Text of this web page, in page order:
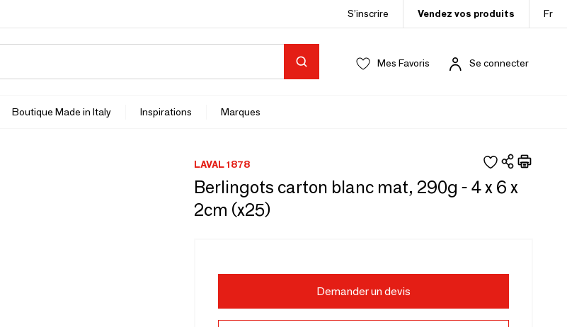
S’inscrire Vendez vos produits Fr
Mes Favoris Se connecter
Boutique Made in Italy Inspirations Marques
LAVAL 1878
Berlingots carton blanc mat, 290g - 4 x 6 x
2cm (x25)
Demander un devis